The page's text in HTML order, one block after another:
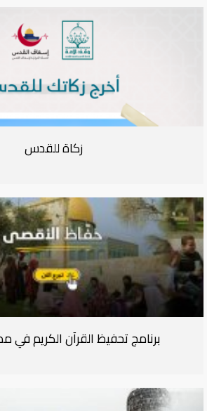
زكاة للقدس
برنامج تحفيظ القرآن الكريم في